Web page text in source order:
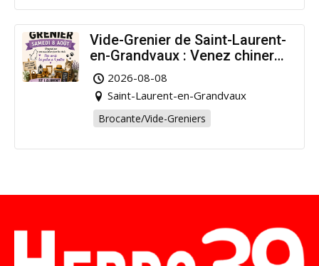
Vide-Grenier de Saint-Laurent-
en-Grandvaux : Venez chiner
pour la bonne cause !
2026-08-08
Saint-Laurent-en-Grandvaux
Brocante/Vide-Greniers